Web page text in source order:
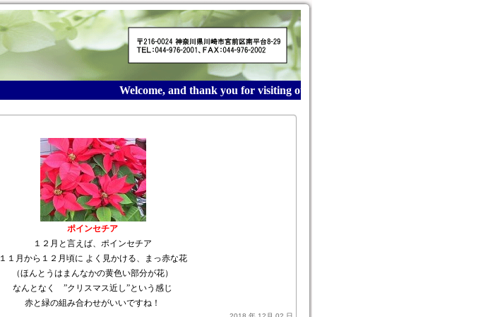
Welcome, and thank you for visiting our website! 産業廃棄物収集運搬は青木建材
ポインセチア
１２月と言えば、ポインセチア
１１月から１２月頃に よく見かける、まっ赤な花
（ほんとうはまんなかの黄色い部分が花）
なんとなく ”クリスマス近し”という感じ
赤と緑の組み合わせがいいですね！